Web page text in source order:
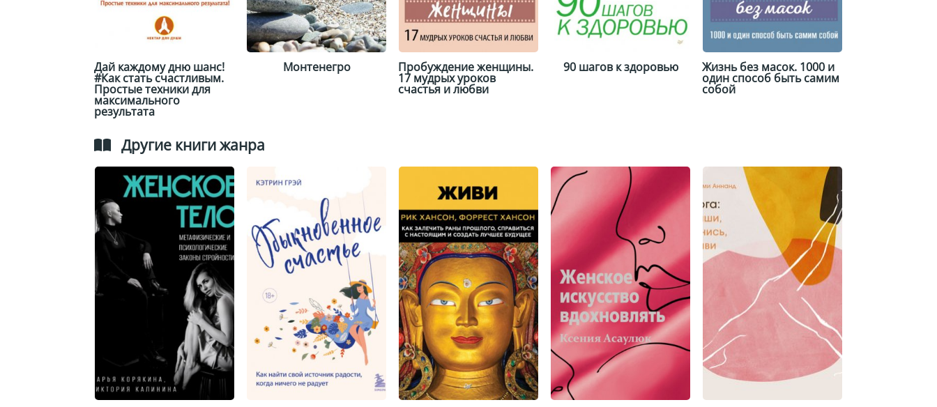
Дай каждому дню шанс!
#Как стать счастливым.
Простые техники для
максимального
результата
Монтенегро Пробуждение женщины.
17 мудрых уроков
счастья и любви
90 шагов к здоровью Жизнь без масок. 1000 и
один способ быть самим
собой
Другие книги жанра